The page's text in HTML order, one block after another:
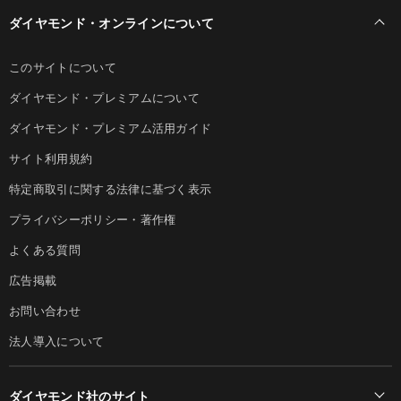
ダイヤモンド・オンラインについて
このサイトについて
ダイヤモンド・プレミアムについて
ダイヤモンド・プレミアム活用ガイド
サイト利用規約
特定商取引に関する法律に基づく表示
プライバシーポリシー・著作権
よくある質問
広告掲載
お問い合わせ
法人導入について
ダイヤモンド社のサイト